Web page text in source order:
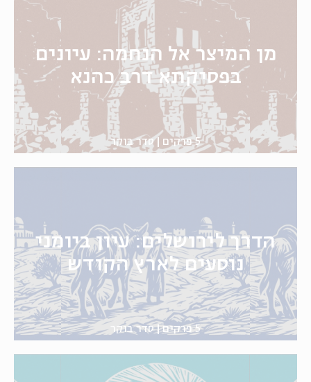
מן המיצר אל הנחמה: עיונים
בפסיקתא דרב כהנא
5 פרקים סדר בוקר
הדרך לירושלים: עיון ביומני
נוסעים לארץ הקודש
5 פרקים סדר בוקר